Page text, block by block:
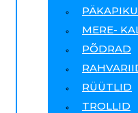
MERE-
PÕDRAD
RÜÜTLID
TROLLID